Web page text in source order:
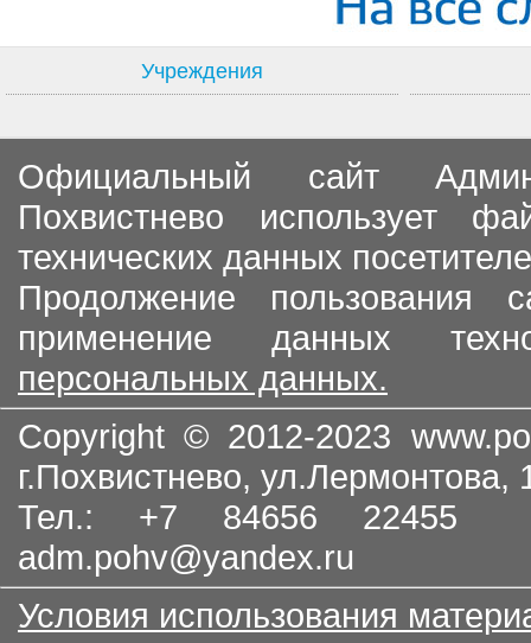
Учреждения
Официальный сайт
Похвистнево использует
технических данных
Продолжение пользования
применение данных
персональных данных.
Copyright © 2012-2023
г.Похвистнево, ул.Лермонтова,
Тел.: +7 84656
adm.pohv@yandex.ru
Условия использования